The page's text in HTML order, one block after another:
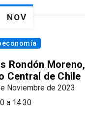
NOV
Rondón Moreno,
Central de Chile
Noviembre de 2023
a 14:30